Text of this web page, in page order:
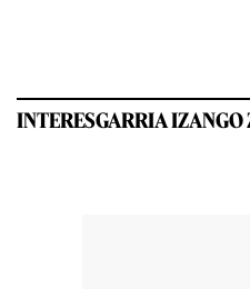
INTERESGARRIA IZANGO